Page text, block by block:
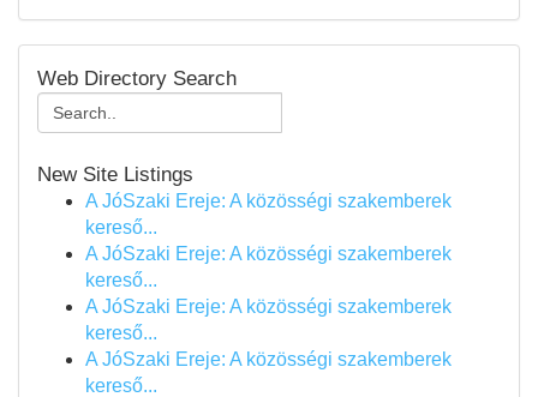
Web Directory Search
New Site Listings
A JóSzaki Ereje: A közösségi szakemberek
kereső...
A JóSzaki Ereje: A közösségi szakemberek
kereső...
A JóSzaki Ereje: A közösségi szakemberek
kereső...
A JóSzaki Ereje: A közösségi szakemberek
kereső...